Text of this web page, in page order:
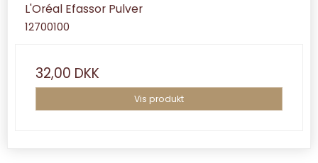
L'Oréal Efassor Pulver
12700100
32,00 DKK
Vis produkt